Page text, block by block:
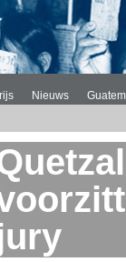
Nieuws